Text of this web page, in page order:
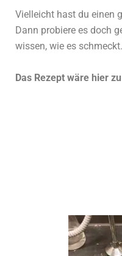
Vielleicht hast du einen
Dann probiere es doch
wissen, wie es schmeckt.
Das Rezept wäre hier